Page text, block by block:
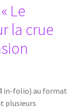
« Le
la crue
in-folio) au format
plusieurs